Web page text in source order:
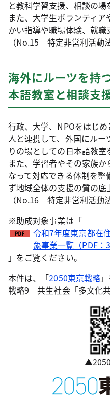
と教科学習支援、相談の場
また、大学生ボランティ
かい指導や職場体験、就職
（No.15 特定非営利活動
海外にルーツを持
本語教室と相談支
行政、大学、NPOをはじ
人と連携して、外国にル
りの場としての日本語教室
また、学習者やその家族
なって対応できる体制を
ず地域全体の支援の質の底
（No.16 特定非営利活動
※助成対象事業は「
令和7年度東京都在
象事業一覧（PDF：
」をご覧ください。
本件は、「2050東京戦略
戦略9 共生社会「多文化共